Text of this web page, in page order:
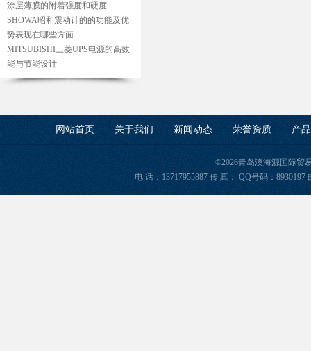
涂层薄膜的附着强度和硬度
SHOWA昭和震动计的的功能及优
势表现在哪些方面
MITSUBISHI三菱UPS电源的高效
能与节能设计
网站首页 关于我们 新闻动态 荣誉资质 产
©2026青岛澳海源国际贸
电 话：13717955887 传 真： QQ号码：